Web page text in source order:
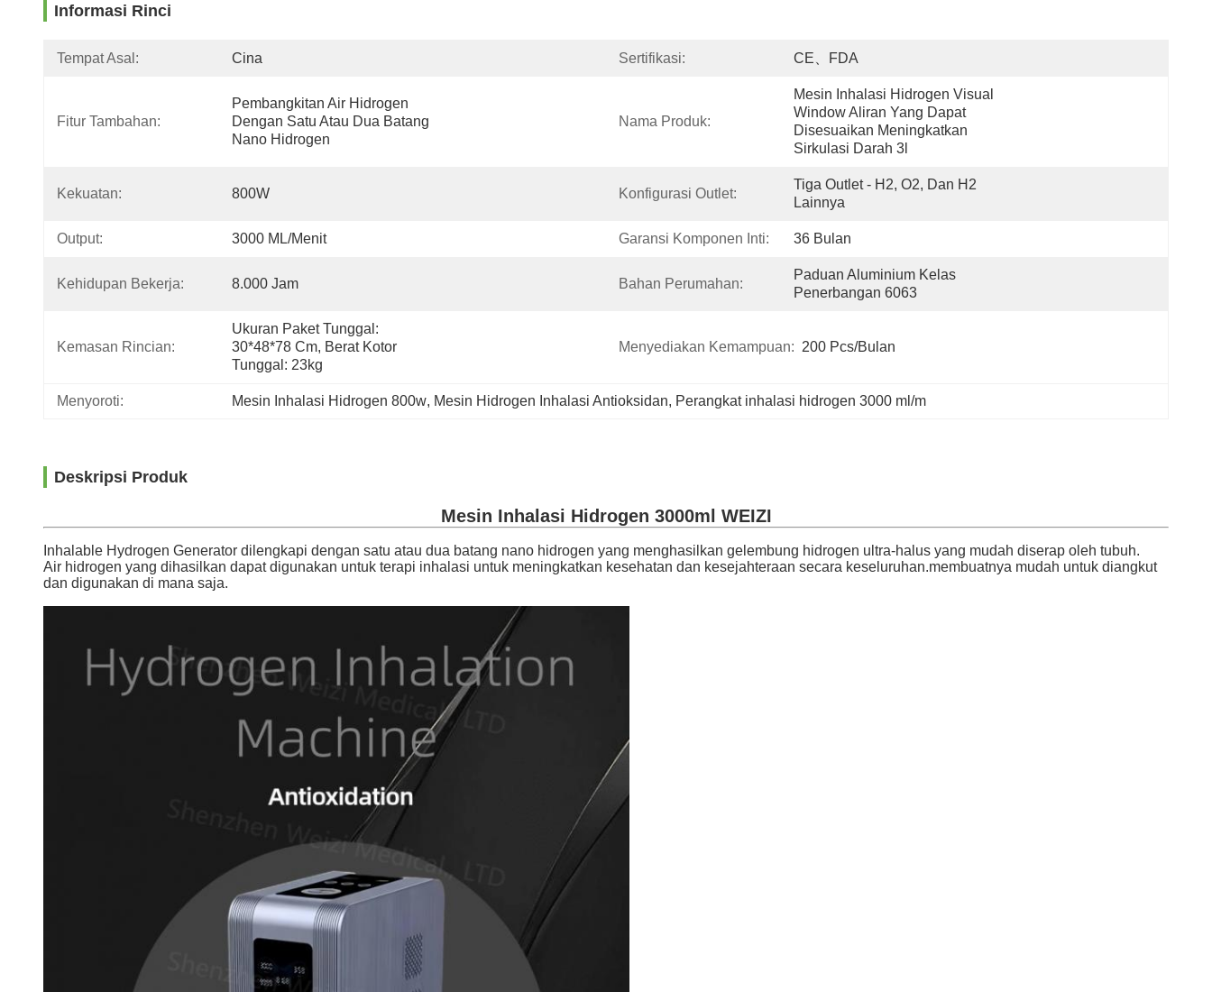
Informasi Rinci
Tempat Asal: Cina Sertifikasi: CE、FDA
Fitur Tambahan:
Pembangkitan Air Hidrogen
Dengan Satu Atau Dua Batang
Nano Hidrogen
Nama Produk:
Mesin Inhalasi Hidrogen Visual
Window Aliran Yang Dapat
Disesuaikan Meningkatkan
Sirkulasi Darah 3l
Kekuatan: 800W Konfigurasi Outlet:
Tiga Outlet - H2, O2, Dan H2
Lainnya
Output: 3000 ML/menit Garansi Komponen Inti: 36 Bulan
Kehidupan Bekerja: 8.000 Jam Bahan Perumahan:
Paduan Aluminium Kelas
Penerbangan 6063
Kemasan Rincian:
Ukuran Paket Tunggal:
30*48*78 Cm, Berat Kotor
Tunggal: 23kg
Menyediakan Kemampuan: 200 Pcs/bulan
Menyoroti: Mesin Inhalasi Hidrogen 800w, Mesin Hidrogen Inhalasi Antioksidan, Perangkat inhalasi hidrogen 3000 ml/m
Deskripsi Produk
Mesin Inhalasi Hidrogen 3000ml WEIZI
Inhalable Hydrogen Generator dilengkapi dengan satu atau dua batang nano hidrogen yang menghasilkan gelembung hidrogen ultra-halus yang mudah diserap oleh tubuh.
Air hidrogen yang dihasilkan dapat digunakan untuk terapi inhalasi untuk meningkatkan kesehatan dan kesejahteraan secara keseluruhan.membuatnya mudah untuk diangkut
dan digunakan di mana saja.